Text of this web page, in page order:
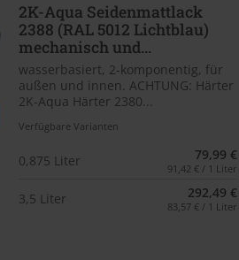
2K-Aqua Seidenmattlack
2388 (RAL 5012 Lichtblau)
mechanisch und...
wasserbasiert, 2-komponentig, für
außen und innen. ACHTUNG: Härter
2K-Aqua Härter 2380...
Verfügbare Varianten
0,875 Liter 79,99 €
91,42 € / 1 Liter
3,5 Liter 292,49 €
83,57 € / 1 Liter